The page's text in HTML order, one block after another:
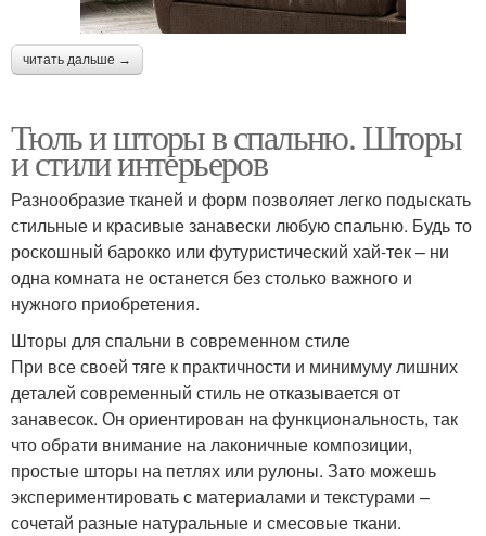
читать дальше →
Тюль и шторы в спальню. Шторы
и стили интерьеров
Разнообразие тканей и форм позволяет легко подыскать
стильные и красивые занавески любую спальню. Будь то
роскошный барокко или футуристический хай-тек – ни
одна комната не останется без столько важного и
нужного приобретения.
Шторы для спальни в современном стиле
При все своей тяге к практичности и минимуму лишних
деталей современный стиль не отказывается от
занавесок. Он ориентирован на функциональность, так
что обрати внимание на лаконичные композиции,
простые шторы на петлях или рулоны. Зато можешь
экспериментировать с материалами и текстурами –
сочетай разные натуральные и смесовые ткани.